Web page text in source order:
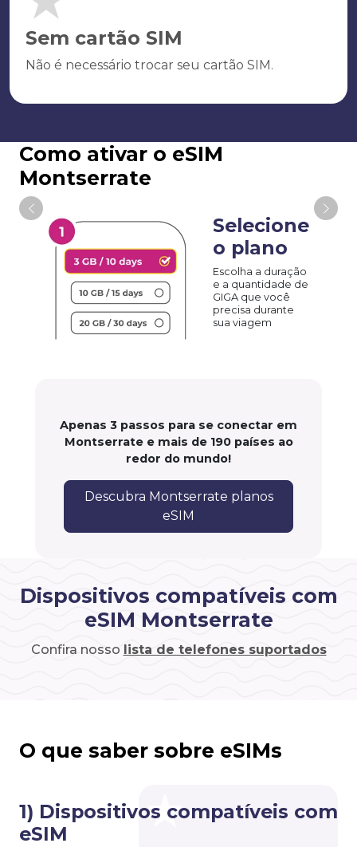
Sem cartão SIM
Não é necessário trocar seu cartão SIM.
Como ativar o eSIM
Montserrate
Selecione
o plano
Escolha a duração
e a quantidade de
GIGA que você
precisa durante
sua viagem
Apenas 3 passos para se conectar em
Montserrate e mais de 190 países ao
redor do mundo!
Descubra Montserrate planos
eSIM
Dispositivos compatíveis com
eSIM Montserrate
Confira nosso lista de telefones suportados
O que saber sobre eSIMs
1) Dispositivos compatíveis com
eSIM